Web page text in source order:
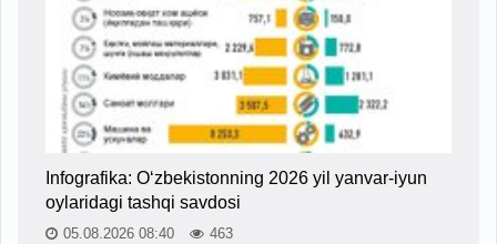
Infografika: O‘zbekistonning 2026 yil yanvar-iyun
oylaridagi tashqi savdosi
05.08.2026 08:40 463